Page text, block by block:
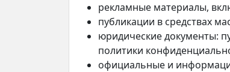
рекламные материалы,
публикации в средствах
юридические документы:
политики
официальные и